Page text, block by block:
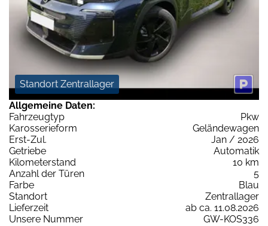
Standort Zentrallager
Allgemeine Daten:
Fahrzeugtyp
Pkw
Karosserieform
Geländewagen
Erst-Zul.
Jan / 2026
Getriebe
Automatik
Kilometerstand
10 km
Anzahl der Türen
5
Farbe
Blau
Standort
Zentrallager
Lieferzeit
ab ca. 11.08.2026
Unsere Nummer
GW-KOS336